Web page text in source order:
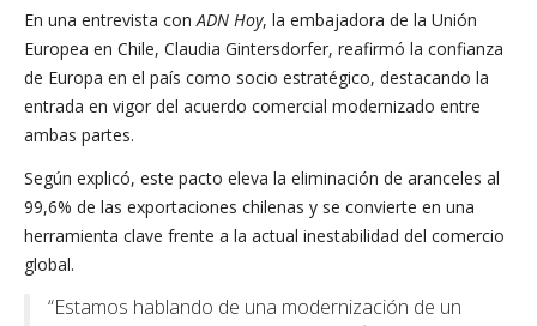
En una entrevista conADN Hoy, la embajadora de la Unión
Europea en Chile, Claudia Gintersdorfer, reafirmó la confianza
de Europa en el país como socio estratégico, destacando la
entrada en vigor del acuerdo comercial modernizado entre
ambas partes.
Según explicó, este pacto eleva la eliminación de aranceles al
99,6% de las exportaciones chilenas y se convierte en una
herramienta clave frente a la actual inestabilidad del comercio
global.
“Estamos hablando de una modernización de un